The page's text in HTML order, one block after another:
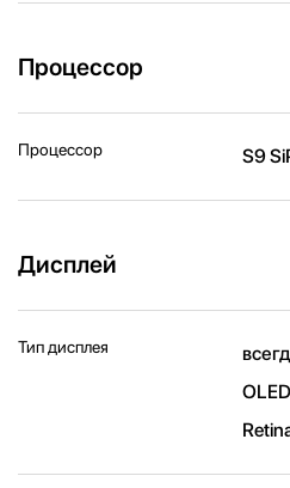
Процессор
Процессор S9
Дисплей
Тип дисплея